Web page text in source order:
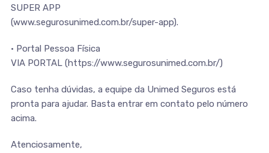
SUPER APP
(www.segurosunimed.com.br/super-app).
• Portal Pessoa Física
VIA PORTAL (https://www.segurosunimed.com.br/)
Caso tenha dúvidas, a equipe da Unimed Seguros está
pronta para ajudar. Basta entrar em contato pelo número
acima.
Atenciosamente,